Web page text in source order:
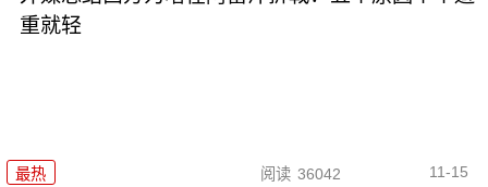
重就轻
最热 阅读 36042 11-15